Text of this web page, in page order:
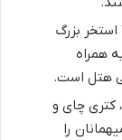
وجود ۷ استخر بزرگ
همراه
هتل است.
کتری چای و
را